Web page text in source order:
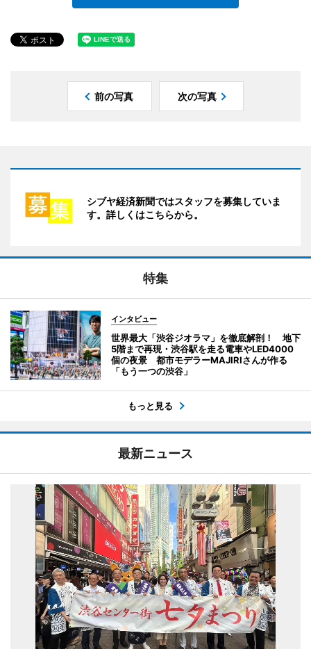
前の写真 次の写真
シブヤ経済新聞ではスタッフを募集していま
す。詳しくはこちらから。
特集
インタビュー
世界最大「渋谷ジオラマ」を徹底解剖！ 地下
5階まで再現・渋谷駅を走る電車やLED4000
個の夜景 都市モデラーMAJIRIさんが作る
「もう一つの渋谷」
もっと見る
最新ニュース